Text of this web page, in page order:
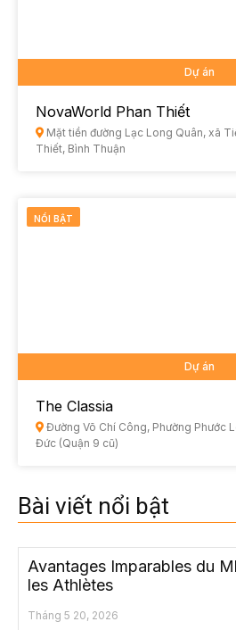
Dự án
NovaWorld Phan Thiết
Mặt tiền đường Lạc Long Quân, xã
Thiết, Bình Thuận
NỔI BẬT
Dự án
The Classia
Đường Võ Chí Công, Phường Phước
Đức (Quận 9 cũ)
Bài viết nổi bật
Avantages Imparables du
les Athlètes
Tháng 5 20, 2026